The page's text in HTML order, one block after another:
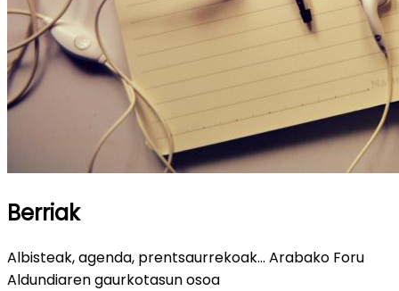
Berriak
Albisteak, agenda, prentsaurrekoak... Arabako Foru
Aldundiaren gaurkotasun osoa